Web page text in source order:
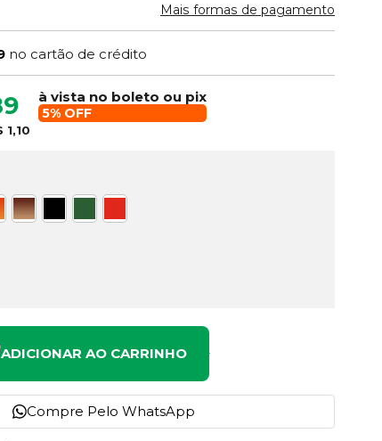
Mais formas de pagamento
no cartão de crédito
à vista no boleto ou pix
5% OFF
1,10
ADICIONAR AO CARRINHO
Compre Pelo WhatsApp